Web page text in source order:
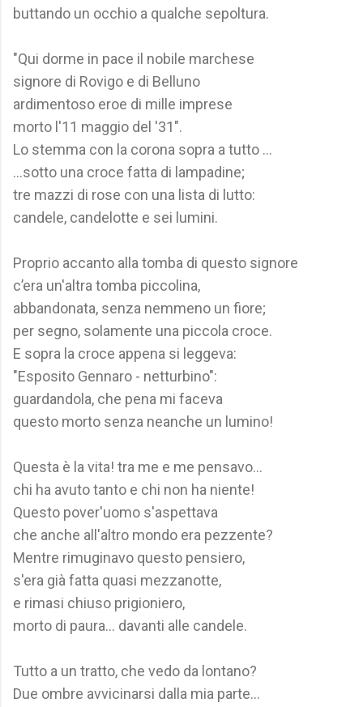
buttando un occhio a qualche sepoltura.
"Qui dorme in pace il nobile marchese
signore di Rovigo e di Belluno
ardimentoso eroe di mille imprese
morto l'11 maggio del '31".
Lo stemma con la corona sopra a tutto ...
...sotto una croce fatta di lampadine;
tre mazzi di rose con una lista di lutto:
candele, candelotte e sei lumini.
Proprio accanto alla tomba di questo signore
c’era un'altra tomba piccolina,
abbandonata, senza nemmeno un fiore;
per segno, solamente una piccola croce.
E sopra la croce appena si leggeva:
"Esposito Gennaro - netturbino":
guardandola, che pena mi faceva
questo morto senza neanche un lumino!
Questa è la vita! tra me e me pensavo...
chi ha avuto tanto e chi non ha niente!
Questo pover'uomo s'aspettava
che anche all'altro mondo era pezzente?
Mentre rimuginavo questo pensiero,
s'era già fatta quasi mezzanotte,
e rimasi chiuso prigioniero,
morto di paura... davanti alle candele.
Tutto a un tratto, che vedo da lontano?
Due ombre avvicinarsi dalla mia parte...